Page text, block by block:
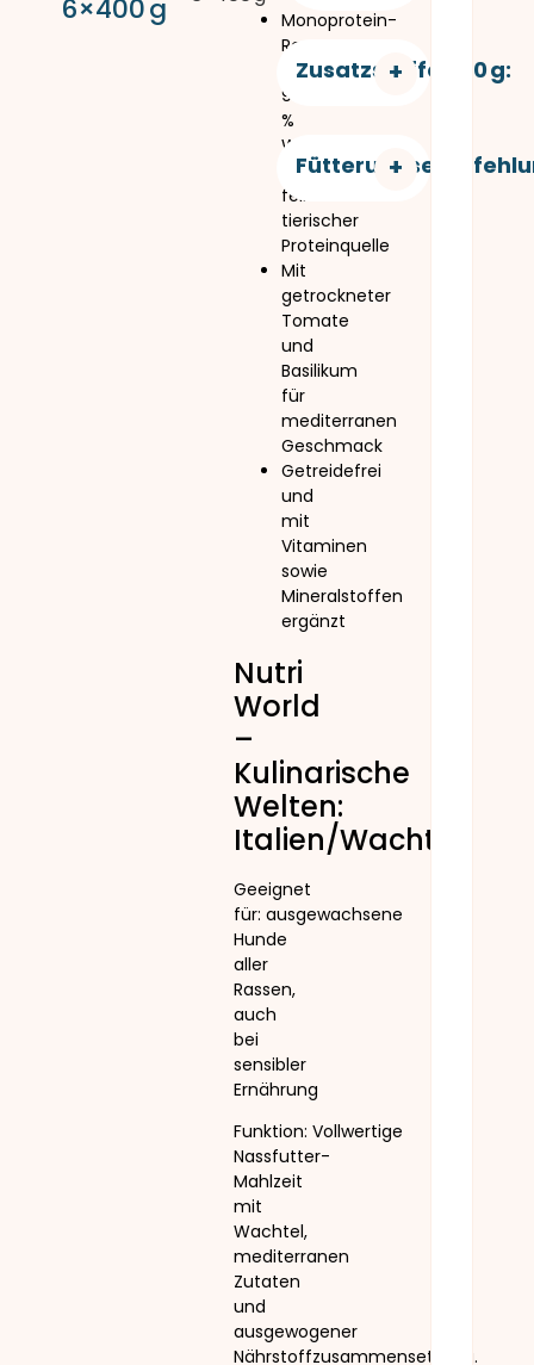
6×400 g
Monoprotein-
Rezeptur
mit
96
%
Wachtel
als
feiner
tierischer
Proteinquelle
Mit
getrockneter
Tomate
und
Basilikum
für
mediterranen
Geschmack
Getreidefrei
und
mit
Vitaminen
sowie
Mineralstoffen
ergänzt
Nutri
World
–
Kulinarische
Welten:
Italien/Wachtel
Geeignet
für: ausgewachsene
Hunde
aller
Rassen,
auch
bei
sensibler
Ernährung
Funktion: Vollwertige
Nassfutter-
Mahlzeit
mit
Wachtel,
mediterranen
Zutaten
und
ausgewogener
Nährstoffzusammensetzung.
Zusatzstoffe/100 g: